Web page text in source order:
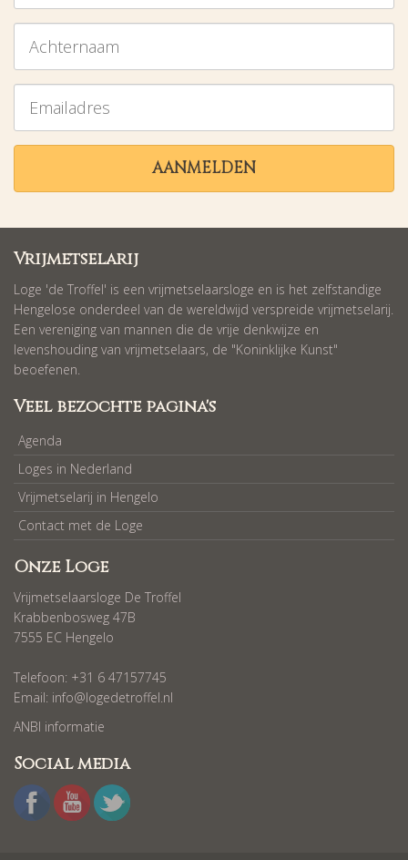
AANMELDEN
Vrijmetselarij
Loge 'de Troffel' is een vrijmetselaarsloge en is het zelfstandige
Hengelose onderdeel van de wereldwijd verspreide vrijmetselarij.
Een vereniging van mannen die de vrije denkwijze en
levenshouding van vrijmetselaars, de "Koninklijke Kunst"
beoefenen.
Veel bezochte pagina's
Agenda
Loges in Nederland
Vrijmetselarij in Hengelo
Contact met de Loge
Onze Loge
Vrijmetselaarsloge De Troffel
Krabbenbosweg 47B
7555 EC Hengelo
Telefoon: +31 6 47157745
Email: info@logedetroffel.nl
ANBI informatie
Social media